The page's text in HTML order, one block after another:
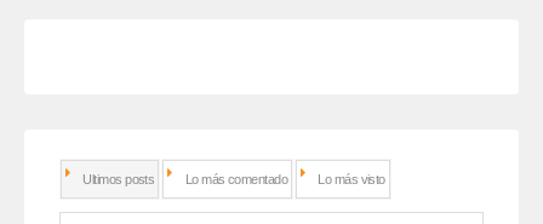
Ultimos posts Lo más comentado Lo más visto